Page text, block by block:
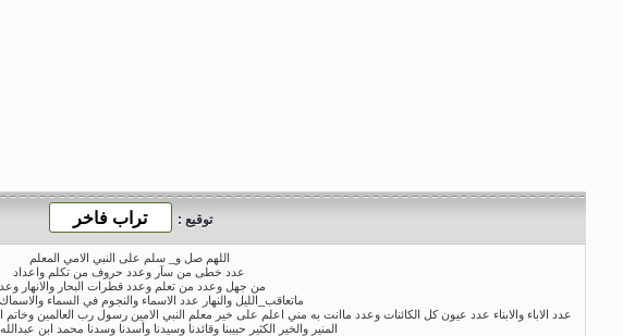
توقيع :
اللهم صل و_ سلم على النبي الامي المعلم
عدد خطى من سآر وعدد حروف من تكلم واعداد
من جهل وعدد من تعلم وعدد قطرات البحار والانهار
ماتعاقب_الليل والنهار عدد الاسماء والنجوم في السماء
عدد الاباء والابناء عدد عيون كل الكائنات وعدد ماانت به مني اعلم على خير معلم النبي الامين رسول رب العالمين وخاتم
المنير والخير الكثير حبيبنا وقائدنا وسيدنا وأسدنا وسدنا محمد ابن